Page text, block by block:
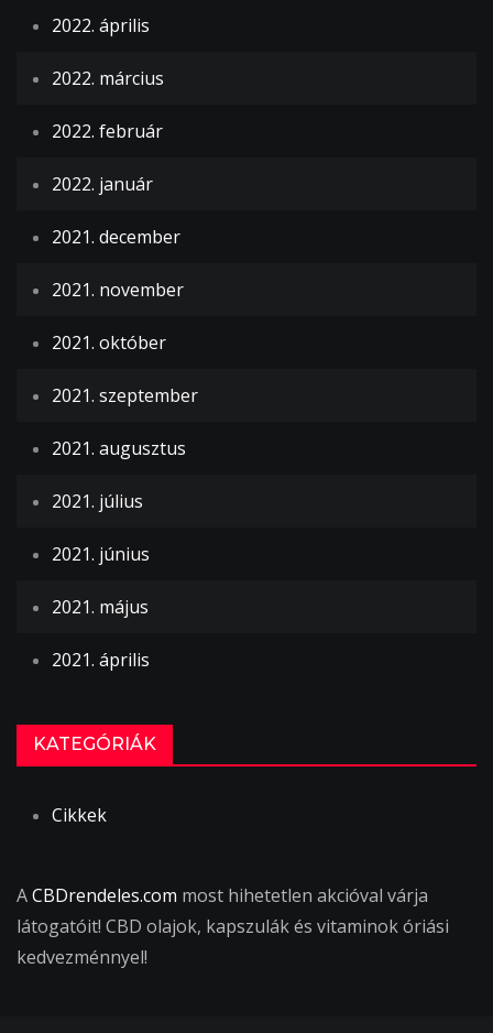
2022. április
2022. március
2022. február
2022. január
2021. december
2021. november
2021. október
2021. szeptember
2021. augusztus
2021. július
2021. június
2021. május
2021. április
KATEGÓRIÁK
Cikkek
ACBDrendeles.com most hihetetlen akcióval várja
látogatóit! CBD olajok, kapszulák és vitaminok óriási
kedvezménnyel!